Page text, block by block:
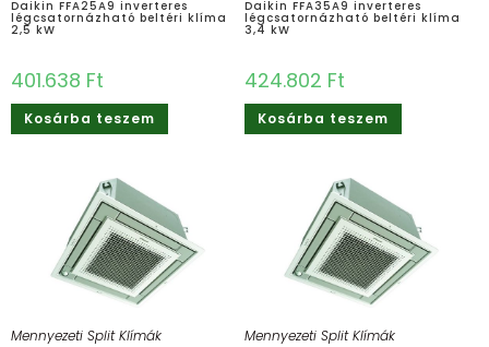
Daikin FFA25A9 ​inverteres
légcsatornázható beltéri klíma
2,5 kW
401.638 Ft
Kosárba teszem
Daikin FFA35A9 ​inverteres
légcsatornázható beltéri klíma
3,4 kW
424.802 Ft
Kosárba teszem
Mennyezeti Split Klímák Mennyezeti Split Klímák